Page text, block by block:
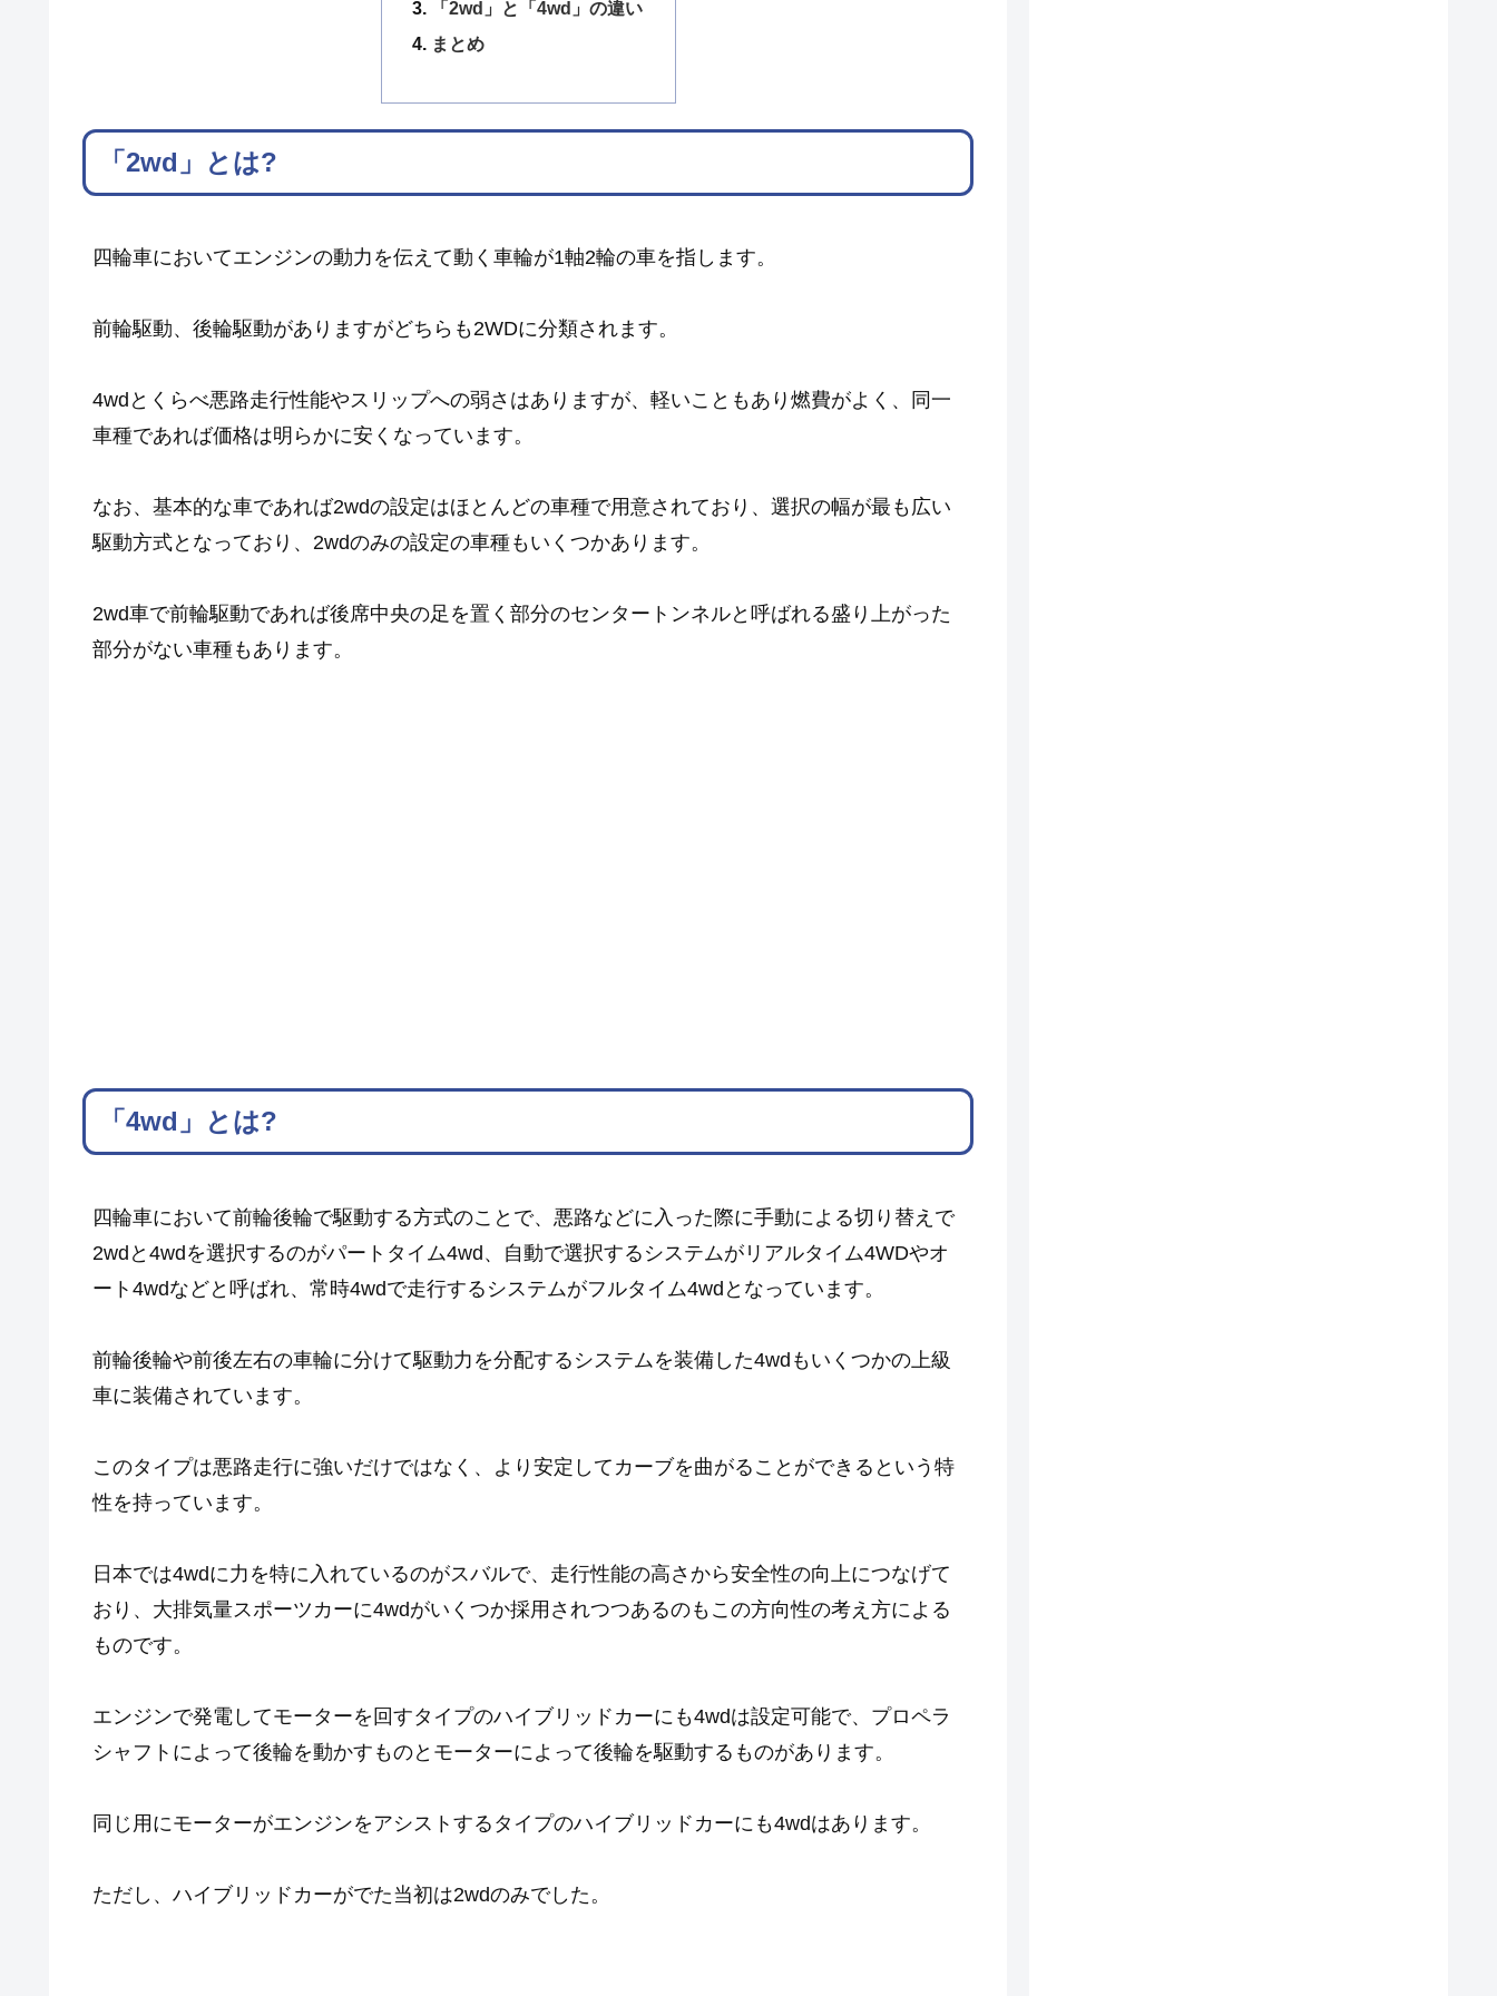
「2wd」と「4wd」の違い
まとめ
「2wd」とは?
四輪車においてエンジンの動力を伝えて動く車輪が1軸2輪の車を指します。
前輪駆動、後輪駆動がありますがどちらも2WDに分類されます。
4wdとくらべ悪路走行性能やスリップへの弱さはありますが、軽いこともあり燃費がよく、同一
車種であれば価格は明らかに安くなっています。
なお、基本的な車であれば2wdの設定はほとんどの車種で用意されており、選択の幅が最も広い
駆動方式となっており、2wdのみの設定の車種もいくつかあります。
2wd車で前輪駆動であれば後席中央の足を置く部分のセンタートンネルと呼ばれる盛り上がった
部分がない車種もあります。
「4wd」とは?
四輪車において前輪後輪で駆動する方式のことで、悪路などに入った際に手動による切り替えで
2wdと4wdを選択するのがパートタイム4wd、自動で選択するシステムがリアルタイム4WDやオ
ート4wdなどと呼ばれ、常時4wdで走行するシステムがフルタイム4wdとなっています。
前輪後輪や前後左右の車輪に分けて駆動力を分配するシステムを装備した4wdもいくつかの上級
車に装備されています。
このタイプは悪路走行に強いだけではなく、より安定してカーブを曲がることができるという特
性を持っています。
日本では4wdに力を特に入れているのがスバルで、走行性能の高さから安全性の向上につなげて
おり、大排気量スポーツカーに4wdがいくつか採用されつつあるのもこの方向性の考え方による
ものです。
エンジンで発電してモーターを回すタイプのハイブリッドカーにも4wdは設定可能で、プロペラ
シャフトによって後輪を動かすものとモーターによって後輪を駆動するものがあります。
同じ用にモーターがエンジンをアシストするタイプのハイブリッドカーにも4wdはあります。
ただし、ハイブリッドカーがでた当初は2wdのみでした。